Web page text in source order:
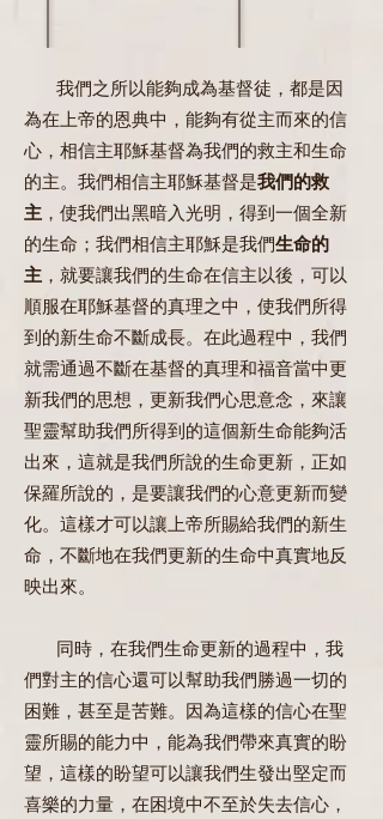
我們之所以能夠成為基督徒，都是因
為在上帝的恩典中，能夠有從主而來的信
心，相信主耶穌基督為我們的救主和生命
的主。我們相信主耶穌基督是我們的救
主 ，使我們出黑暗入光明，得到一個全新
的生命；我們相信主耶穌是我們生命的
主 ，就要讓我們的生命在信主以後，可以
順服在耶穌基督的真理之中，使我們所得
到的新生命不斷成長。在此過程中，我們
就需通過不斷在基督的真理和福音當中更
新我們的思想，更新我們心思意念，來讓
聖靈幫助我們所得到的這個新生命能夠活
出來，這就是我們所說的生命更新，正如
保羅所說的，是要讓我們的心意更新而變
化。這樣才可以讓上帝所賜給我們的新生
命，不斷地在我們更新的生命中真實地反
映出來。
同時，在我們生命更新的過程中，我
們對主的信心還可以幫助我們勝過一切的
困難，甚至是苦難。因為這樣的信心在聖
靈所賜的能力中，能為我們帶來真實的盼
望，這樣的盼望可以讓我們生發出堅定而
喜樂的力量，在困境中不至於失去信心，